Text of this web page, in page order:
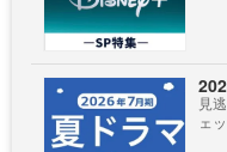
見
ェ